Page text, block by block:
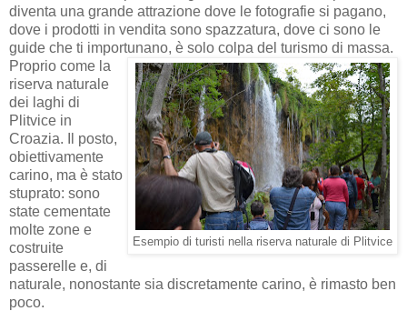
diventa una grande attrazione dove le fotografie si pagano,
dove i prodotti in vendita sono spazzatura, dove ci sono le
guide che ti importunano, è solo colpa del turismo di massa.
Esempio di turisti nella riserva naturale di Plitvice
Proprio come la
riserva naturale
dei laghi di
Plitvice in
Croazia. Il posto,
obiettivamente
carino, ma è stato
stuprato: sono
state cementate
molte zone e
costruite
passerelle e, di
naturale, nonostante sia discretamente carino, è rimasto ben
poco.